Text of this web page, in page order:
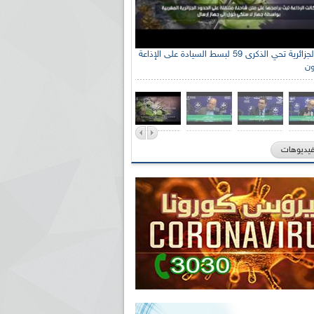
الإذاعة الجزائرية تحي الذكرى 59 لبسط السيادة على الإذاعة